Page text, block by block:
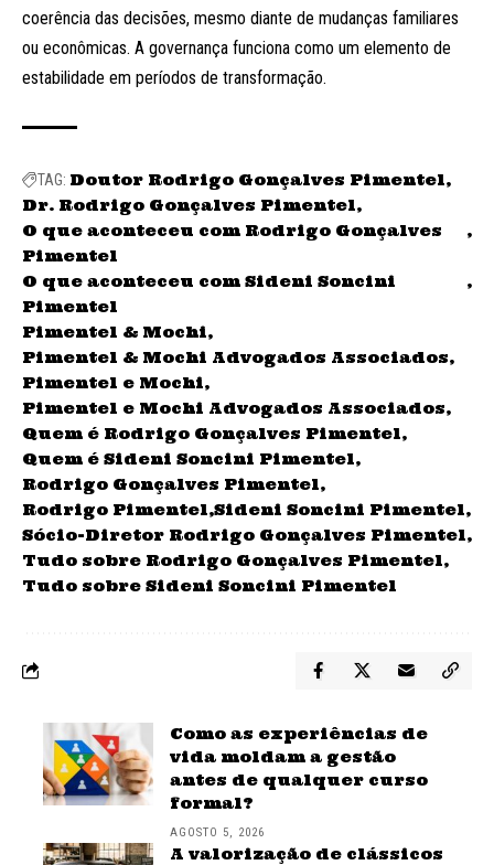
coerência das decisões, mesmo diante de mudanças familiares
ou econômicas. A governança funciona como um elemento de
estabilidade em períodos de transformação.
TAG: Doutor Rodrigo Gonçalves Pimentel
Dr. Rodrigo Gonçalves Pimentel
O que aconteceu com Rodrigo Gonçalves
Pimentel
O que aconteceu com Sideni Soncini
Pimentel
Pimentel & Mochi
Pimentel & Mochi Advogados Associados
Pimentel e Mochi
Pimentel e Mochi Advogados Associados
Quem é Rodrigo Gonçalves Pimentel
Quem é Sideni Soncini Pimentel
Rodrigo Gonçalves Pimentel
Rodrigo Pimentel Sideni Soncini Pimentel
Sócio-Diretor Rodrigo Gonçalves Pimentel
Tudo sobre Rodrigo Gonçalves Pimentel
Tudo sobre Sideni Soncini Pimentel
Como as experiências de
vida moldam a gestão
antes de qualquer curso
formal?
AGOSTO 5, 2026
A valorização de clássicos